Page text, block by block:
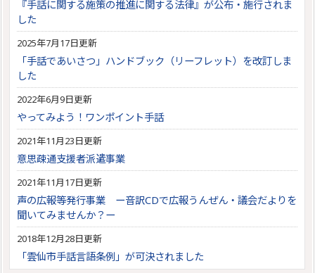
『手話に関する施策の推進に関する法律』が公布・施行されま
した
2025年7月17日更新
「手話であいさつ」ハンドブック（リーフレット）を改訂しま
した
2022年6月9日更新
やってみよう！ワンポイント手話
2021年11月23日更新
意思疎通支援者派遣事業
2021年11月17日更新
声の広報等発行事業 ー音訳CDで広報うんぜん・議会だよりを
聞いてみませんか？ー
2018年12月28日更新
「雲仙市手話言語条例」が可決されました